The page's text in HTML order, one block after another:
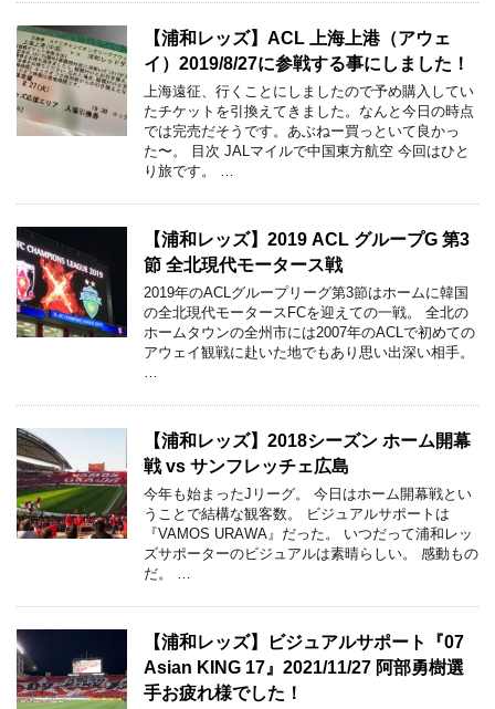
【浦和レッズ】ACL 上海上港（アウェ
イ）2019/8/27に参戦する事にしました！
上海遠征、行くことにしましたので予め購入してい
たチケットを引換えてきました。なんと今日の時点
では完売だそうです。あぶねー買っといて良かっ
た〜。 目次 JALマイルで中国東方航空 今回はひと
り旅です。 …
【浦和レッズ】2019 ACL グループG 第3
節 全北現代モータース戦
2019年のACLグループリーグ第3節はホームに韓国
の全北現代モータースFCを迎えての一戦。 全北の
ホームタウンの全州市には2007年のACLで初めての
アウェイ観戦に赴いた地でもあり思い出深い相手。
【浦和レッズ】2018シーズン ホーム開幕
戦 vs サンフレッチェ広島
今年も始まったJリーグ。 今日はホーム開幕戦とい
うことで結構な観客数。 ビジュアルサポートは
『VAMOS URAWA』だった。 いつだって浦和レッ
ズサポーターのビジュアルは素晴らしい。 感動もの
だ。 …
【浦和レッズ】ビジュアルサポート『07
Asian KING 17』2021/11/27 阿部勇樹選
手お疲れ様でした！